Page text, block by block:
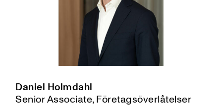
Daniel Holmdahl
Senior Associate, Företagsöverlåtelser